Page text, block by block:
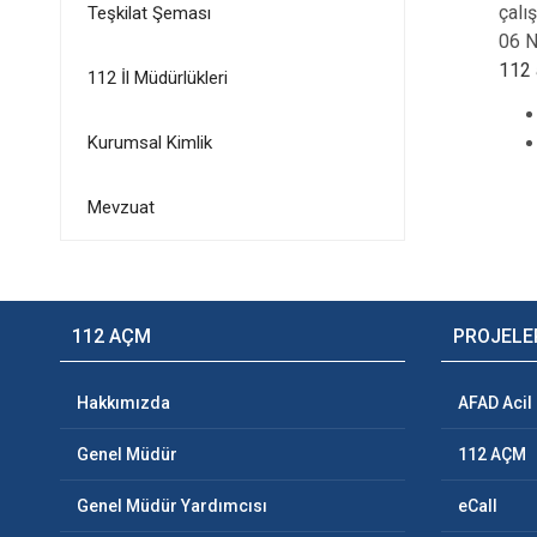
Teşkilat Şeması
112 İl Müdürlükleri
Kurumsal Kimlik
Mevzuat
06
112
112 AÇM
Hakkımızda
Genel Müdür
Genel Müdür Yardımcısı
AFAD
112 AÇM
eCall